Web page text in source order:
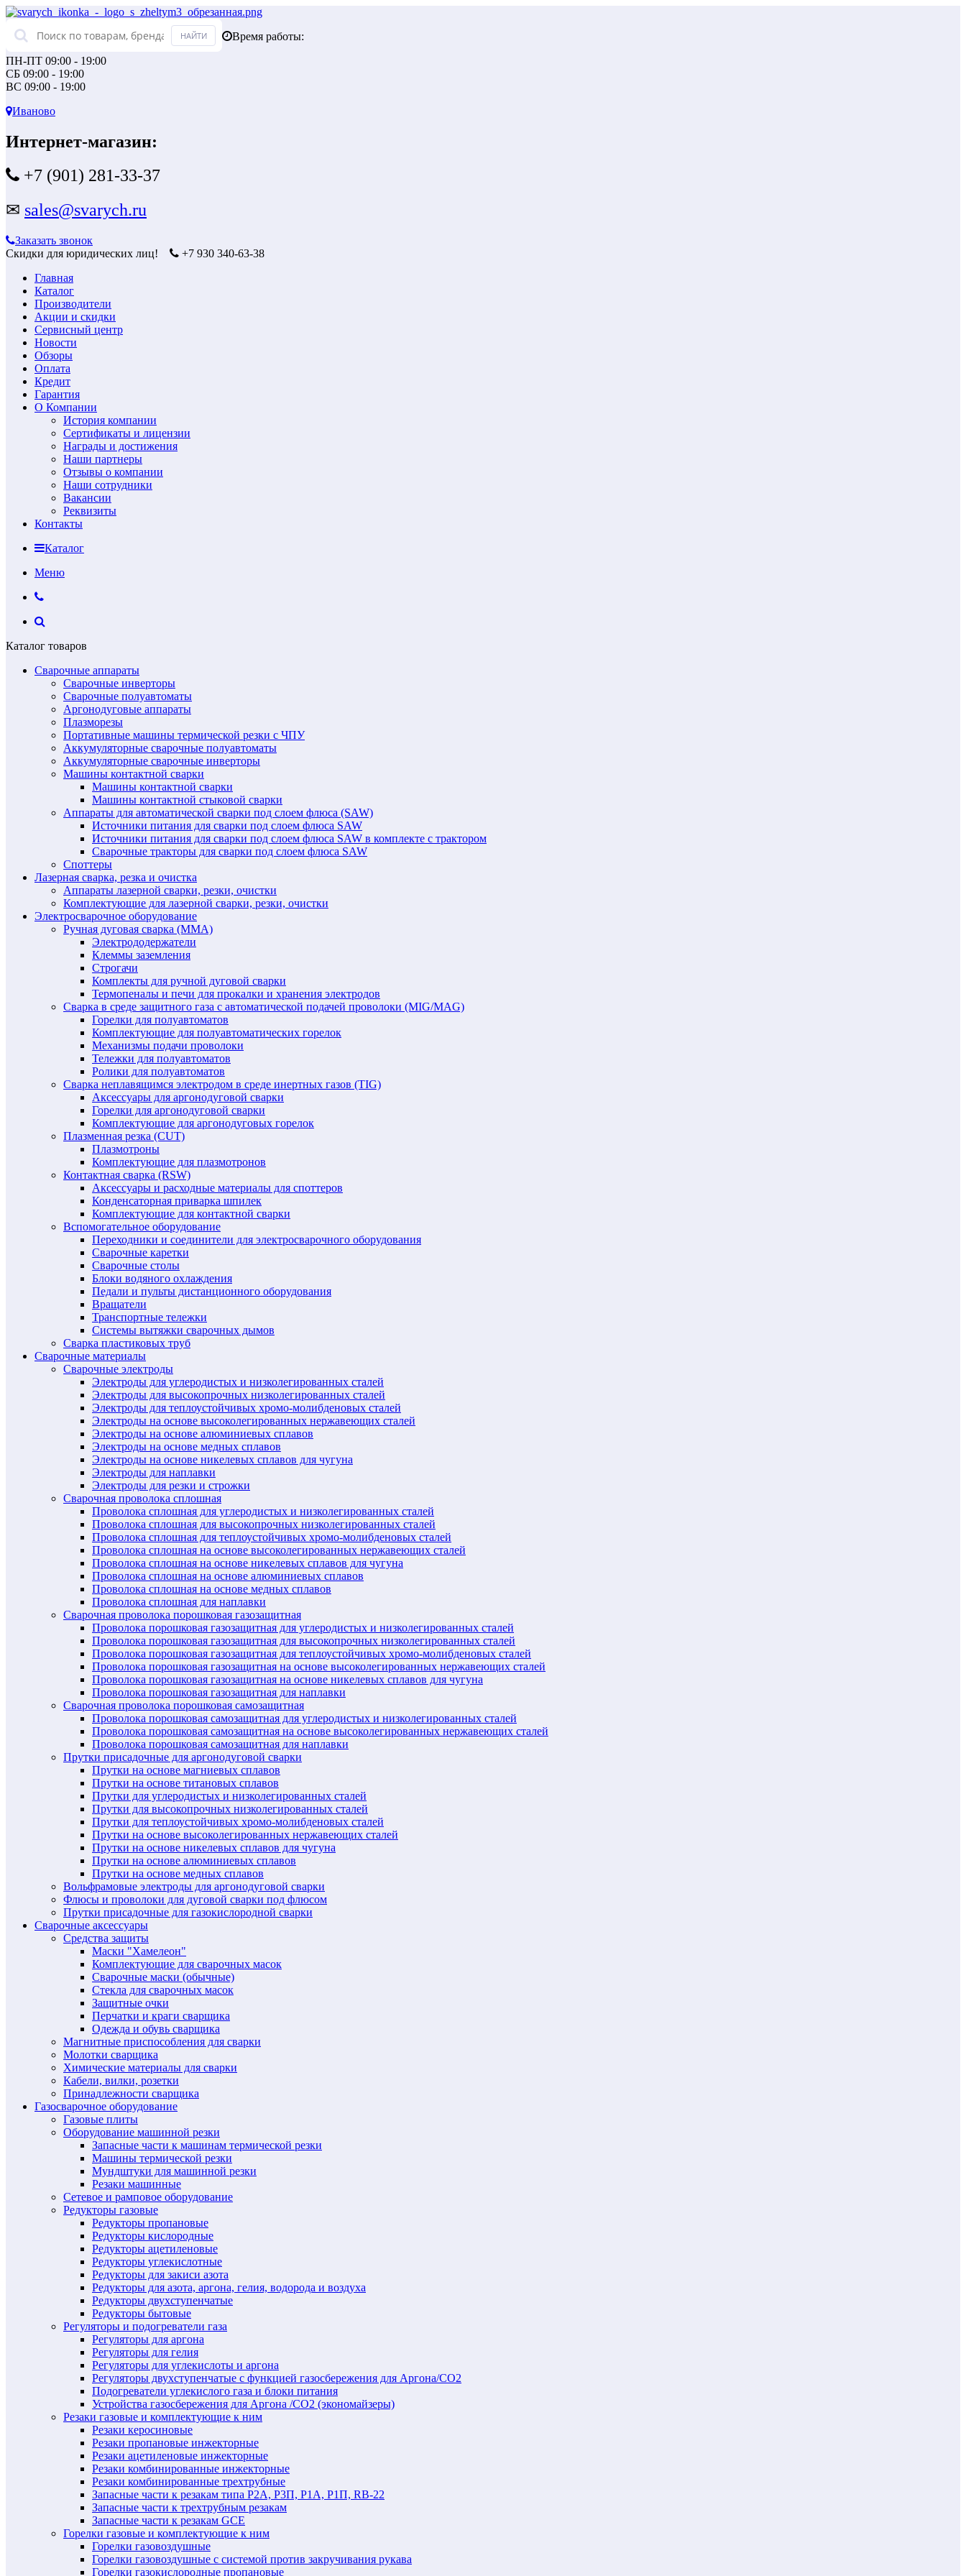
Время работы:
ПН-ПТ 09:00 - 19:00
СБ 09:00 - 19:00
ВС 09:00 - 19:00
Иваново
Интернет-магазин:
+7 (901) 281-33-37
✉ sales@svarych.ru
Заказать звонок
Скидки для юридических лиц!
+7 930 340-63-38
Главная
Каталог
Производители
Акции и скидки
Сервисный центр
Новости
Обзоры
Оплата
Кредит
Гарантия
О Компании
История компании
Сертификаты и лицензии
Награды и достижения
Наши партнеры
Отзывы о компании
Наши сотрудники
Вакансии
Реквизиты
Контакты
Каталог
Меню
Каталог товаров
Сварочные аппараты
Сварочные инверторы
Сварочные полуавтоматы
Аргонодуговые аппараты
Плазморезы
Портативные машины термической резки с ЧПУ
Аккумуляторные сварочные полуавтоматы
Аккумуляторные сварочные инверторы
Машины контактной сварки
Машины контактной сварки
Машины контактной стыковой сварки
Аппараты для автоматической сварки под слоем флюса (SAW)
Источники питания для сварки под слоем флюса SAW
Источники питания для сварки под слоем флюса SAW в комплекте с трактором
Сварочные тракторы для сварки под слоем флюса SAW
Споттеры
Лазерная сварка, резка и очистка
Аппараты лазерной сварки, резки, очистки
Комплектующие для лазерной сварки, резки, очистки
Электросварочное оборудование
Ручная дуговая сварка (MMA)
Электрододержатели
Клеммы заземления
Строгачи
Комплекты для ручной дуговой сварки
Термопеналы и печи для прокалки и хранения электродов
Сварка в среде защитного газа с автоматической подачей проволоки (MIG/MAG)
Горелки для полуавтоматов
Комплектующие для полуавтоматических горелок
Механизмы подачи проволоки
Тележки для полуавтоматов
Ролики для полуавтоматов
Сварка неплавящимся электродом в среде инертных газов (TIG)
Аксессуары для аргонодуговой сварки
Горелки для аргонодуговой сварки
Комплектующие для аргонодуговых горелок
Плазменная резка (CUT)
Плазмотроны
Комплектующие для плазмотронов
Контактная сварка (RSW)
Аксессуары и расходные материалы для споттеров
Конденсаторная приварка шпилек
Комплектующие для контактной сварки
Вспомогательное оборудование
Переходники и соединители для электросварочного оборудования
Сварочные каретки
Сварочные столы
Блоки водяного охлаждения
Педали и пульты дистанционного оборудования
Вращатели
Транспортные тележки
Системы вытяжки сварочных дымов
Сварка пластиковых труб
Сварочные материалы
Сварочные электроды
Электроды для углеродистых и низколегированных сталей
Электроды для высокопрочных низколегированных сталей
Электроды для теплоустойчивых хромо-молибденовых сталей
Электроды на основе высоколегированных нержавеющих сталей
Электроды на основе алюминиевых сплавов
Электроды на основе медных сплавов
Электроды на основе никелевых сплавов для чугуна
Электроды для наплавки
Электроды для резки и строжки
Сварочная проволока сплошная
Проволока сплошная для углеродистых и низколегированных сталей
Проволока сплошная для высокопрочных низколегированных сталей
Проволока сплошная для теплоустойчивых хромо-молибденовых сталей
Проволока сплошная на основе высоколегированных нержавеющих сталей
Проволока сплошная на основе никелевых сплавов для чугуна
Проволока сплошная на основе алюминиевых сплавов
Проволока сплошная на основе медных сплавов
Проволока сплошная для наплавки
Сварочная проволока порошковая газозащитная
Проволока порошковая газозащитная для углеродистых и низколегированных сталей
Проволока порошковая газозащитная для высокопрочных низколегированных сталей
Проволока порошковая газозащитная для теплоустойчивых хромо-молибденовых сталей
Проволока порошковая газозащитная на основе высоколегированных нержавеющих сталей
Проволока порошковая газозащитная на основе никелевых сплавов для чугуна
Проволока порошковая газозащитная для наплавки
Сварочная проволока порошковая самозащитная
Проволока порошковая самозащитная для углеродистых и низколегированных сталей
Проволока порошковая самозащитная на основе высоколегированных нержавеющих сталей
Проволока порошковая самозащитная для наплавки
Прутки присадочные для аргонодуговой сварки
Прутки на основе магниевых сплавов
Прутки на основе титановых сплавов
Прутки для углеродистых и низколегированных сталей
Прутки для высокопрочных низколегированных сталей
Прутки для теплоустойчивых хромо-молибденовых сталей
Прутки на основе высоколегированных нержавеющих сталей
Прутки на основе никелевых сплавов для чугуна
Прутки на основе алюминиевых сплавов
Прутки на основе медных сплавов
Вольфрамовые электроды для аргонодуговой сварки
Флюсы и проволоки для дуговой сварки под флюсом
Прутки присадочные для газокислородной сварки
Сварочные аксессуары
Средства защиты
Маски "Хамелеон"
Комплектующие для сварочных масок
Сварочные маски (обычные)
Стекла для сварочных масок
Защитные очки
Перчатки и краги сварщика
Одежда и обувь сварщика
Магнитные приспособления для сварки
Молотки сварщика
Химические материалы для сварки
Кабели, вилки, розетки
Принадлежности сварщика
Газосварочное оборудование
Газовые плиты
Оборудование машинной резки
Запасные части к машинам термической резки
Машины термической резки
Мундштуки для машинной резки
Резаки машинные
Сетевое и рамповое оборудование
Редукторы газовые
Редукторы пропановые
Редукторы кислородные
Редукторы ацетиленовые
Редукторы углекислотные
Редукторы для закиси азота
Редукторы для азота, аргона, гелия, водорода и воздуха
Редукторы двухступенчатые
Редукторы бытовые
Регуляторы и подогреватели газа
Регуляторы для аргона
Регуляторы для гелия
Регуляторы для углекислоты и аргона
Регуляторы двухступенчатые c функцией газосбережения для Аргона/СО2
Подогреватели углекислого газа и блоки питания
Устройства газосбережения для Аргона /СО2 (экономайзеры)
Резаки газовые и комплектующие к ним
Резаки керосиновые
Резаки пропановые инжекторные
Резаки ацетиленовые инжекторные
Резаки комбинированные инжекторные
Резаки комбинированные трехтрубные
Запасные части к резакам типа Р2А, Р3П, Р1А, Р1П, RB-22
Запасные части к трехтрубным резакам
Запасные части к резакам GCE
Горелки газовые и комплектующие к ним
Горелки газовоздушные
Горелки газовоздушные с системой против закручивания рукава
Горелки газокислородные пропановые